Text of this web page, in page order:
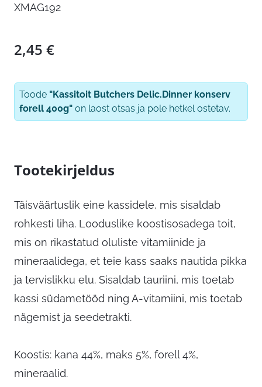
XMAG192
2,45 €
Toode "Kassitoit Butchers Delic.Dinner konserv
forell 400g" on laost otsas ja pole hetkel ostetav.
Tootekirjeldus
Täisväärtuslik eine kassidele, mis sisaldab
rohkesti liha. Looduslike koostisosadega toit,
mis on rikastatud oluliste vitamiinide ja
mineraalidega, et teie kass saaks nautida pikka
ja tervislikku elu. Sisaldab tauriini, mis toetab
kassi südametööd ning A-vitamiini, mis toetab
nägemist ja seedetrakti.
Koostis: kana 44%, maks 5%, forell 4%,
mineraalid.